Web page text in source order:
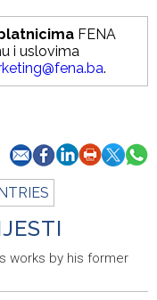
FENA
i uslovima
.
works by his former